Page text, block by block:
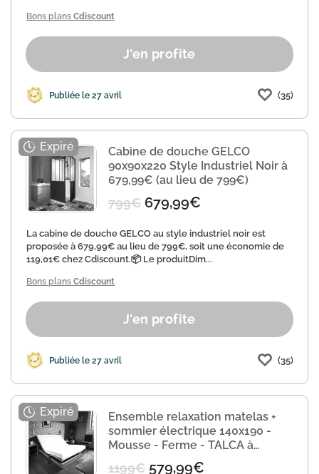
Bons plans Cdiscount
J'en profite
Publiée le 27 avril (35)
Cabine de douche GELCO
90x90x220 Style Industriel Noir à
679,99€ (au lieu de 799€)
799€ 679,99€
La cabine de douche GELCO au style industriel noir est
proposée à 679,99€ au lieu de 799€, soit une économie de
119,01€ chez Cdiscount.📦 Le produitDim...
Bons plans Cdiscount
J'en profite
Publiée le 27 avril (35)
Ensemble relaxation matelas +
sommier électrique 140x190 -
Mousse - Ferme - TALCA à
1199€ 579,99€